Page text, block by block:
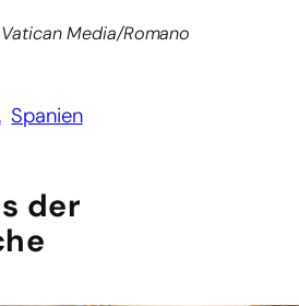
Vatican Media/Romano
Spanien
der